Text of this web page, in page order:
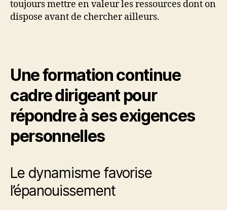
toujours mettre en valeur les ressources dont on
dispose avant de chercher ailleurs.
Une formation continue
cadre dirigeant pour
répondre à ses exigences
personnelles
Le dynamisme favorise
l’épanouissement